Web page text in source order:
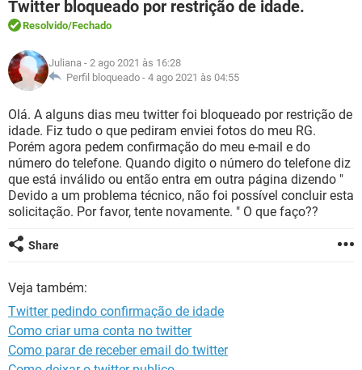
INSTAGRAM GMAIL
GUIA DE COMPRAS
OUTLOOK
INSTAGRAM
GUIA DE COMPRAS
JOGOS WHATSAPP
CELULAR
OUTLOOK
INSTAGRAM
GUIA DE COMPRAS
FÓRUM
JOGOS
CELULAR FACEBOOK
INSTAGRAM GMAIL
GUIA DE COMPRAS
GLOSSÁRIO
JOGOS
CELULAR FACEBOOK
OUTLOOK EXCEL
INSTAGRAM
GUIA DE COMPRAS
Twitter bloqueado por restrição de idade.
Resolvido/Fechado
Juliana - 2 ago 2021 às 16:28
Perfil bloqueado - 4 ago 2021 às 04:55
Olá. A alguns dias meu twitter foi bloqueado por restrição de
idade. Fiz tudo o que pediram enviei fotos do meu RG.
Porém agora pedem confirmação do meu e-mail e do
número do telefone. Quando digito o número do telefone diz
que está inválido ou então entra em outra página dizendo "
Devido a um problema técnico, não foi possível concluir esta
solicitação. Por favor, tente novamente. " O que faço??
Share
Veja também:
Twitter pedindo confirmação de idade
Como criar uma conta no twitter
Como parar de receber email do twitter